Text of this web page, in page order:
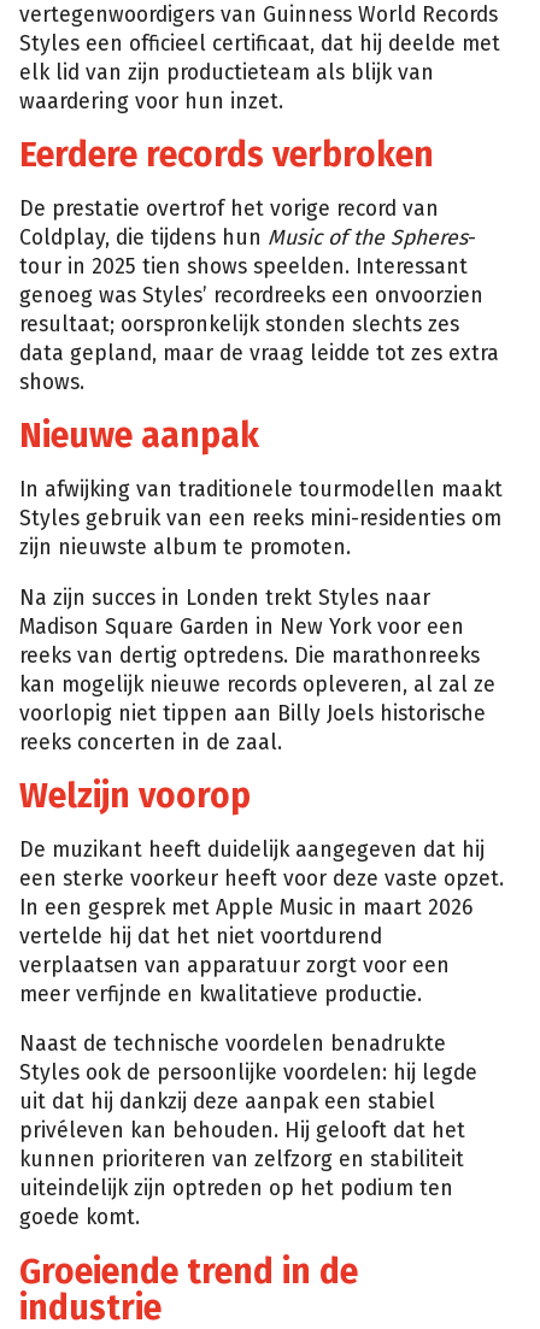
vertegenwoordigers van Guinness World Records
Styles een officieel certificaat, dat hij deelde met
elk lid van zijn productieteam als blijk van
waardering voor hun inzet.
Eerdere records verbroken
De prestatie overtrof het vorige record van
Coldplay, die tijdens hun Music of the Spheres-
tour in 2025 tien shows speelden. Interessant
genoeg was Styles’ recordreeks een onvoorzien
resultaat; oorspronkelijk stonden slechts zes
data gepland, maar de vraag leidde tot zes extra
shows.
Nieuwe aanpak
In afwijking van traditionele tourmodellen maakt
Styles gebruik van een reeks mini-residenties om
zijn nieuwste album te promoten.
Na zijn succes in Londen trekt Styles naar
Madison Square Garden in New York voor een
reeks van dertig optredens. Die marathonreeks
kan mogelijk nieuwe records opleveren, al zal ze
voorlopig niet tippen aan Billy Joels historische
reeks concerten in de zaal.
Welzijn voorop
De muzikant heeft duidelijk aangegeven dat hij
een sterke voorkeur heeft voor deze vaste opzet.
In een gesprek met Apple Music in maart 2026
vertelde hij dat het niet voortdurend
verplaatsen van apparatuur zorgt voor een
meer verfijnde en kwalitatieve productie.
Naast de technische voordelen benadrukte
Styles ook de persoonlijke voordelen: hij legde
uit dat hij dankzij deze aanpak een stabiel
privéleven kan behouden. Hij gelooft dat het
kunnen prioriteren van zelfzorg en stabiliteit
uiteindelijk zijn optreden op het podium ten
goede komt.
Groeiende trend in de
industrie